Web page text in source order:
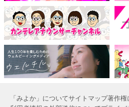
「みよか」についてサイトマップ著作権